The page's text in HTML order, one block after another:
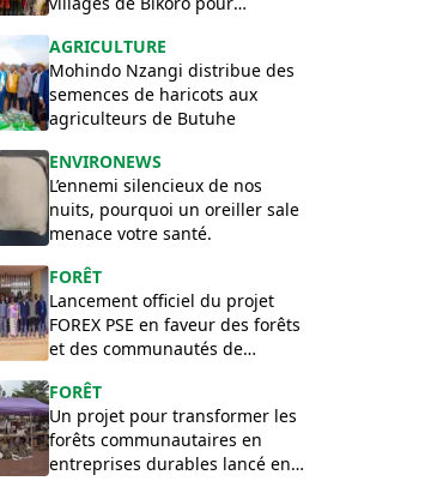
ancestrales
AGRICULTURE
Mohindo Nzangi distribue des
semences de haricots aux
agriculteurs de Butuhe
ENVIRONEWS
​L’ennemi silencieux de nos
nuits, pourquoi un oreiller sale
menace votre santé.
FORÊT
Lancement officiel du projet
FOREX PSE en faveur des forêts
et des communautés de
FORÊT
Un projet pour transformer les
forêts communautaires en
entreprises durables lancé en